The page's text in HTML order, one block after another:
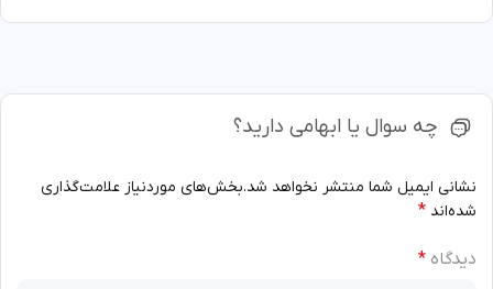
چه سوال یا ابهامی دارید؟
نشانی ایمیل شما منتشر نخواهد شد.بخش‌های موردنیاز علامت‌گذاری
شده‌اند *
دیدگاه *